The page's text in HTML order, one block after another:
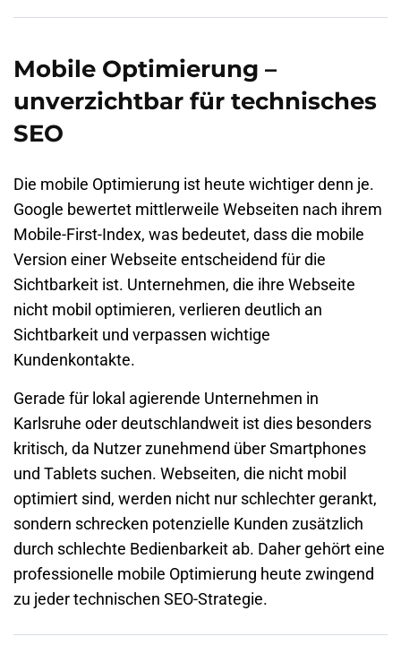
Mobile Optimierung –
unverzichtbar für technisches
SEO
Die mobile Optimierung ist heute wichtiger denn je.
Google bewertet mittlerweile Webseiten nach ihrem
Mobile-First-Index, was bedeutet, dass die mobile
Version einer Webseite entscheidend für die
Sichtbarkeit ist. Unternehmen, die ihre Webseite
nicht mobil optimieren, verlieren deutlich an
Sichtbarkeit und verpassen wichtige
Kundenkontakte.
Gerade für lokal agierende Unternehmen in
Karlsruhe oder deutschlandweit ist dies besonders
kritisch, da Nutzer zunehmend über Smartphones
und Tablets suchen. Webseiten, die nicht mobil
optimiert sind, werden nicht nur schlechter gerankt,
sondern schrecken potenzielle Kunden zusätzlich
durch schlechte Bedienbarkeit ab. Daher gehört eine
professionelle mobile Optimierung heute zwingend
zu jeder technischen SEO-Strategie.